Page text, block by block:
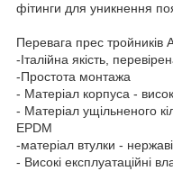
фітинги для уникнення
Перевага прес тройників
-Італійна якість,
-Простота монтажа
- Матеріал корпуса -
- Матеріал ущільненого
EPDM
-матеріал втулки -
- Високі експлуатаційні